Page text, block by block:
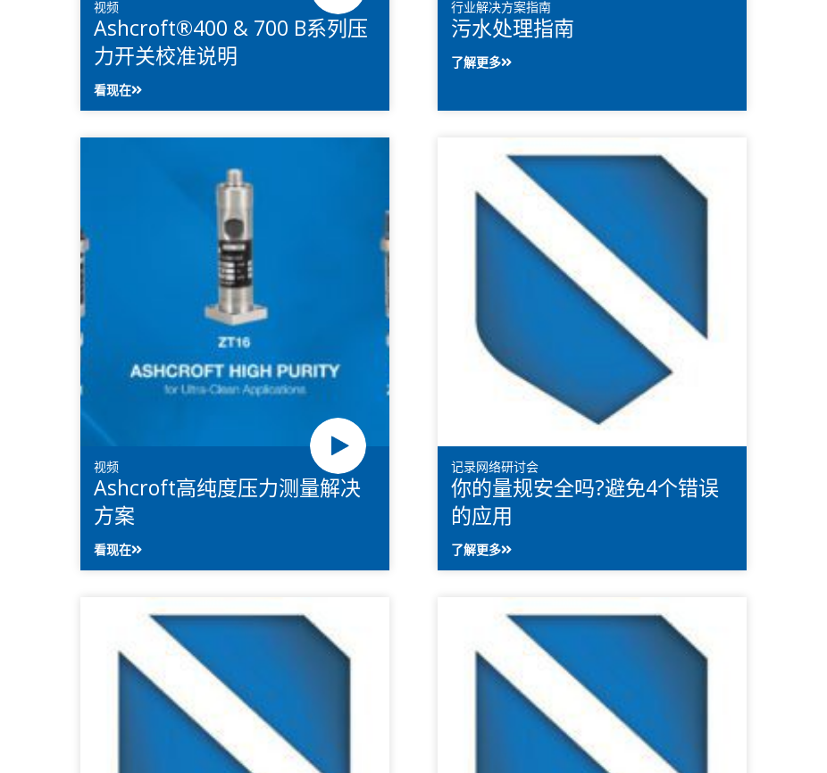
视频
Ashcroft®400 & 700 B系列压
力开关校准说明
看现在
行业解决方案指南
污水处理指南
了解更多
视频
Ashcroft高纯度压力测量解决
方案
看现在
记录网络研讨会
你的量规安全吗?避免4个错误
的应用
了解更多